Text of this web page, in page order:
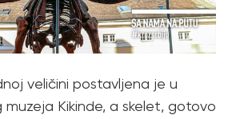
veličini postavljena je u
Kikinde, a skelet, gotovo